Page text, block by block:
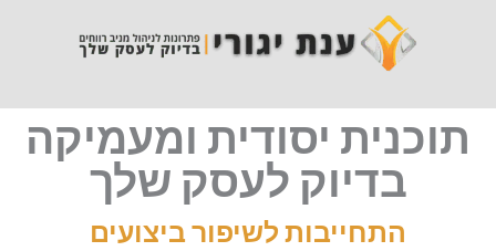
תוכנית יסודית ומעמיקה
בדיוק לעסק שלך
התחייבות לשיפור ביצועים